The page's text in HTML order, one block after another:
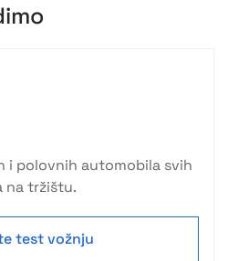
i polovnih automobila svih
na tržištu.
test vožnju